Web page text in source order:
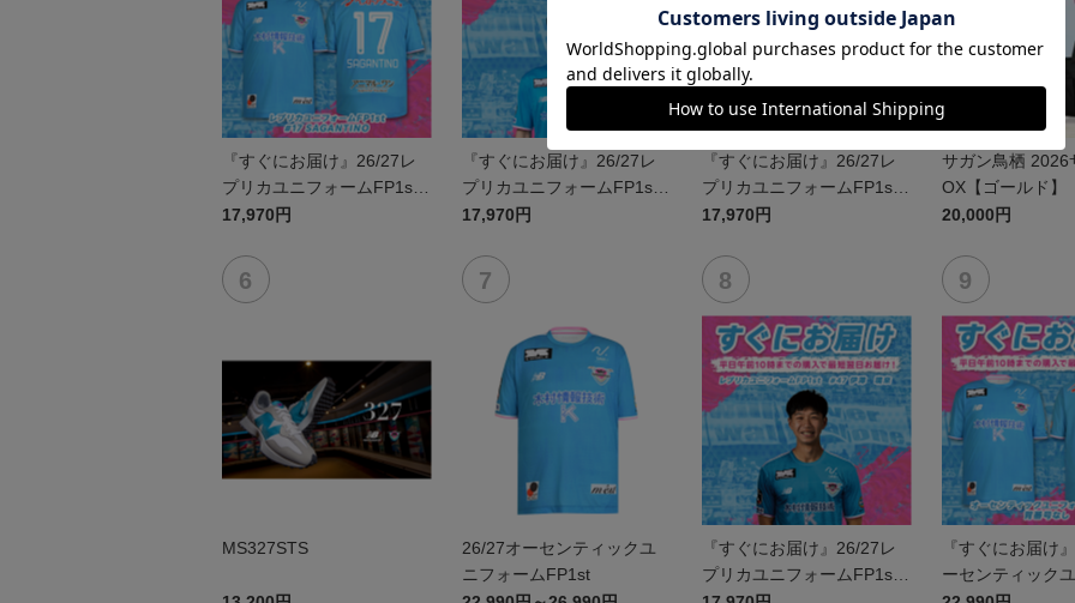
『すぐにお届け』26/27レ
プリカユニフォームFP1st
No.17 SAGANTINO
17,970円
『すぐにお届け』26/27レ
プリカユニフォームFP1st
No.16 西澤 健太
17,970円
『すぐにお届け』26/27レ
プリカユニフォームFP1st
No.10 鈴木 大馳
17,970円
サガン鳥栖 2026
OX【ゴールド】
20,000円
MS327STS
26/27オーセンティックユ
ニフォームFP1st
『すぐにお届け』26/27レ
プリカユニフォームFP1st
『すぐにお届け
ーセンティック